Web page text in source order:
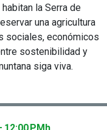
la Serra de
una agricultura
sociales, económicos
sostenibilidad y
siga viva.
12:00 PMh